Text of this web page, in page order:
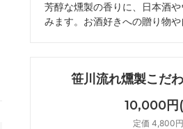
芳醇な燻製の香りに、日本酒
みます。お酒好きへの贈り物や
笹川流れ燻製こだ
10,000円
定価 4,800